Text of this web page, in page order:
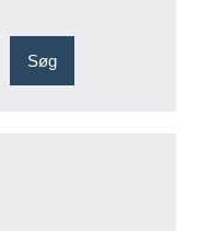
Søg